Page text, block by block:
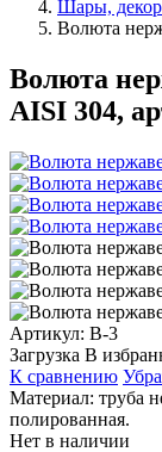
Шары,
Волюта
Волюта
AISI 304,
Артикул: В-3
Загрузка В
К сравнению
Материал: труба
полированная.
Нет в наличии